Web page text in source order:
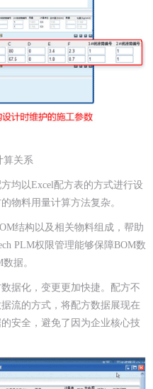
算关系
均以Excel配方表的方式进行设
物料用量计算方法复杂。
结构以及相关物料组成，帮助
PLM权限管理能够保障BOM数
据。
据化，变更更加快捷。配方不
流的方式，将配方数据展现在
安全，避免了因为企业核心技